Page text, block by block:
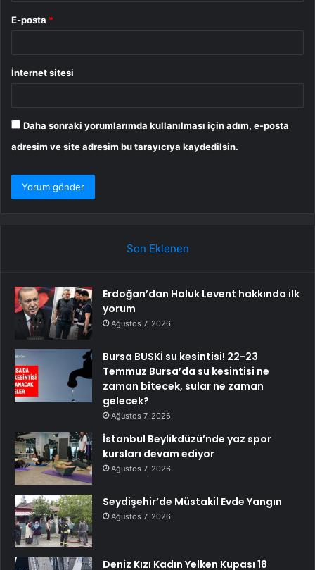
E-posta *
İnternet sitesi
Daha sonraki yorumlarımda kullanılması için adım, e-posta
adresim ve site adresim bu tarayıcıya kaydedilsin.
Son Eklenen
Erdoğan’dan Haluk Levent hakkında ilk
yorum
Ağustos 7, 2026
Bursa BUSKİ su kesintisi! 22-23
Temmuz Bursa’da su kesintisi ne
zaman bitecek, sular ne zaman
gelecek?
Ağustos 7, 2026
İstanbul Beylikdüzü’nde yaz spor
kursları devam ediyor
Ağustos 7, 2026
Seydişehir’de Müstakil Evde Yangın
Ağustos 7, 2026
Deniz Kızı Kadın Yelken Kupası 18